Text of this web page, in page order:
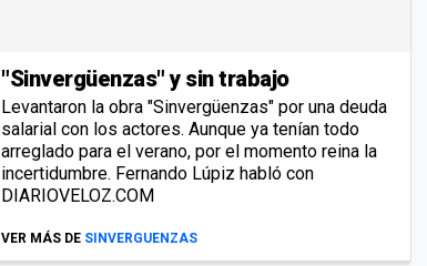
"Sinvergüenzas" y sin trabajo
Levantaron la obra "Sinvergüenzas" por una deuda
salarial con los actores. Aunque ya tenían todo
arreglado para el verano, por el momento reina la
incertidumbre. Fernando Lúpiz habló con
DIARIOVELOZ.COM
VER MÁS DE SINVERGUENZAS